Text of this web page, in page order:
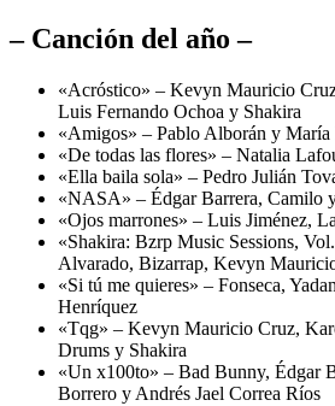
– Canción del año –
«Acróstico» – Kevyn Mauricio
Luis Fernando Ochoa y Shakira
«Amigos» – Pablo Alborán y María
«De todas las flores» – Natalia
«Ella baila sola» – Pedro Julián
«NASA» – Édgar Barrera, Camilo
«Ojos marrones» – Luis Jiménez,
«Shakira: Bzrp Music Sessions,
Alvarado, Bizarrap, Kevyn
«Si tú me quieres» – Fonseca,
Henríquez
«Tqg» – Kevyn Mauricio Cruz,
Drums y Shakira
«Un x100to» – Bad Bunny, Édgar
Borrero y Andrés Jael Correa Ríos